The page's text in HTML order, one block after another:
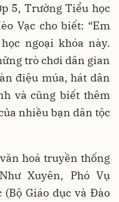
5, Trường Tiểu học
Vạc cho biết: “Em
ngoại khóa này.
trò chơi dân gian
điệu múa, hát dân
và cũng biết thêm
nhiều bạn dân tộc
hoá truyền thống
Xuyên, Phó Vụ
Giáo dục và Đào